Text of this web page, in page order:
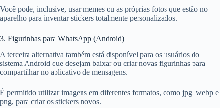
Você pode, inclusive, usar memes ou as próprias fotos que estão no
aparelho para inventar stickers totalmente personalizados.
3. Figurinhas para WhatsApp (Android)
A terceira alternativa também está disponível para os usuários do
sistema Android que desejam baixar ou criar novas figurinhas para
compartilhar no aplicativo de mensagens.
É permitido utilizar imagens em diferentes formatos, como jpg, webp e
png, para criar os stickers novos.